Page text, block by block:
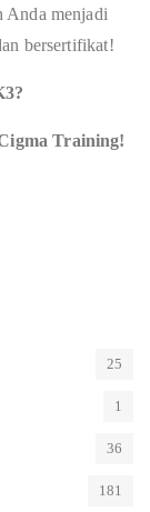
Anda menjadi
bersertifikat!
Training!
25
1
36
181